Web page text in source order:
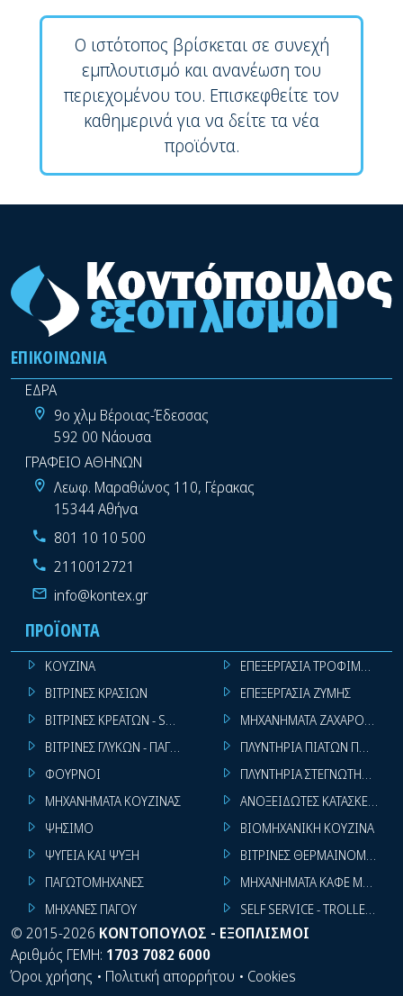
Ο ιστότοπος βρίσκεται σε συνεχή
εμπλουτισμό και ανανέωση του
περιεχομένου του. Επισκεφθείτε τον
καθημερινά για να δείτε τα νέα
προϊόντα.
ΕΠΙΚΟΙΝΩΝΊΑ
ΕΔΡΑ
9ο χλμ Βέροιας-Έδεσσας
592 00 Νάουσα
ΓΡΑΦΕΙΟ ΑΘΗΝΩΝ
Λεωφ. Μαραθώνος 110, Γέρακας
15344 Αθήνα
801 10 10 500
2110012721
info@kontex.gr
ΠΡΟΪΌΝΤΑ
ΚΟΥΖΙΝΑ
ΒΙΤΡΙΝΕΣ ΚΡΑΣΙΩΝ
ΒΙΤΡΙΝΕΣ ΚΡΕΑΤΩΝ - SUPER MARKET
ΒΙΤΡΙΝΕΣ ΓΛΥΚΩΝ - ΠΑΓΩΤΩΝ
ΦΟΥΡΝΟΙ
ΜΗΧΑΝΗΜΑΤΑ ΚΟΥΖΙΝΑΣ
ΨΗΣΙΜΟ
ΨΥΓΕΙΑ ΚΑΙ ΨΥΞΗ
ΠΑΓΩΤΟΜΗΧΑΝΕΣ
ΜΗΧΑΝΕΣ ΠΑΓΟΥ
ΕΠΕΞΕΡΓΑΣΙΑ ΤΡΟΦΙΜΩΝ
ΕΠΕΞΕΡΓΑΣΙΑ ΖΥΜΗΣ
ΜΗΧΑΝΗΜΑΤΑ
ΠΛΥΝΤΗΡΙΑ ΠΙΑΤΩΝ
ΠΛΥΝΤΗΡΙΑ ΣΤΕΓΝΩΤΗΡΙΑ
ΑΝΟΞΕΙΔΩΤΕΣ ΚΑΤΑΣΚΕΥΕΣ
ΒΙΟΜΗΧΑΝΙΚΗ ΚΟΥΖΙΝΑ
ΒΙΤΡΙΝΕΣ ΘΕΡΜΑΙΝΟΜΕΝΕΣ
ΜΗΧΑΝΗΜΑΤΑ ΚΑΦΕ ΜΠΑΡ
SELF SERVICE - TROLLEY -
© 2015-2026 ΚΟΝΤΟΠΟΥΛΟΣ - ΕΞΟΠΛΙΣΜΟΙ
Αριθμός ΓΕΜΗ: 1703 7082 6000
Όροι χρήσης • Πολιτική απορρήτου • Cookies